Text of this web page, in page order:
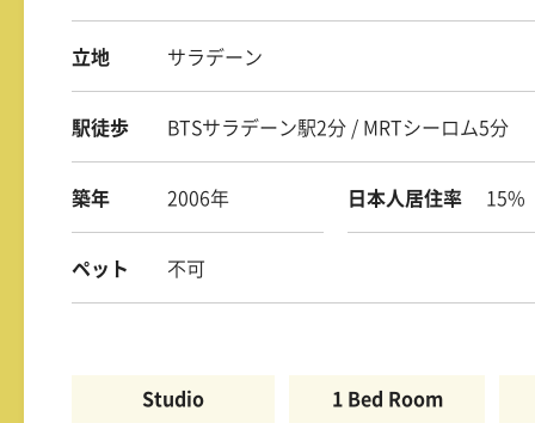
立地 サラデーン
駅徒歩 BTSサラデーン駅2分 / MRTシーロム5分
築年 2006年 日本人居住率 15%
ペット 不可
Studio 1 Bed Room